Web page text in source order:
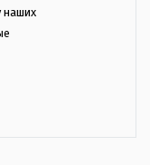
наших